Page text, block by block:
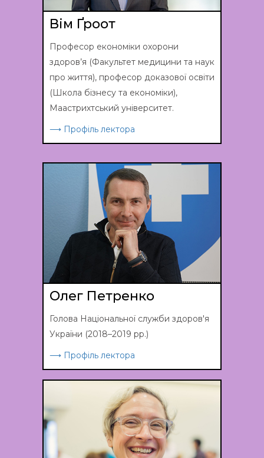
Вім Ґроот
Професор економіки охорони
здоров’я (Факультет медицини та наук
про життя), професор доказової освіти
(Школа бізнесу та економіки),
Маастрихтський університет.
⟶ Профіль лектора
Олег Петренко
Голова Національної служби здоров'я
України (2018–2019 рр.)
⟶ Профіль лектора